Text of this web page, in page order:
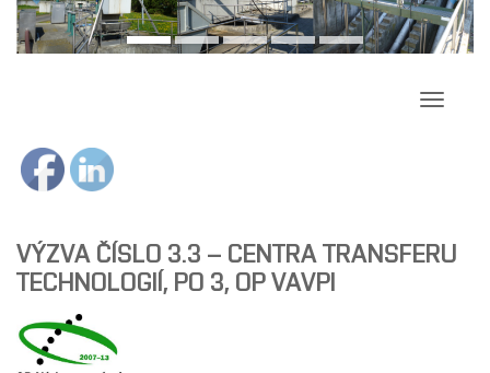
VÝZVA ČÍSLO 3.3 – CENTRA TRANSFERU
TECHNOLOGIÍ, PO 3, OP VAVPI